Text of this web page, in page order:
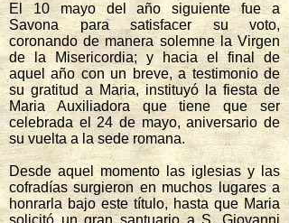
El 10 mayo del año siguiente fue a
Savona para satisfacer su voto,
coronando de manera solemne la Virgen
de la Misericordia; y hacia el final de
aquel año con un breve, a testimonio de
su gratitud a Maria, instituyó la fiesta de
Maria Auxiliadora que tiene que ser
celebrada el 24 de mayo, aniversario de
su vuelta a la sede romana.
Desde aquel momento las iglesias y las
cofradías surgieron en muchos lugares a
honrarla bajo este título, hasta que Maria
solicitó un gran santuario a S. Giovanni